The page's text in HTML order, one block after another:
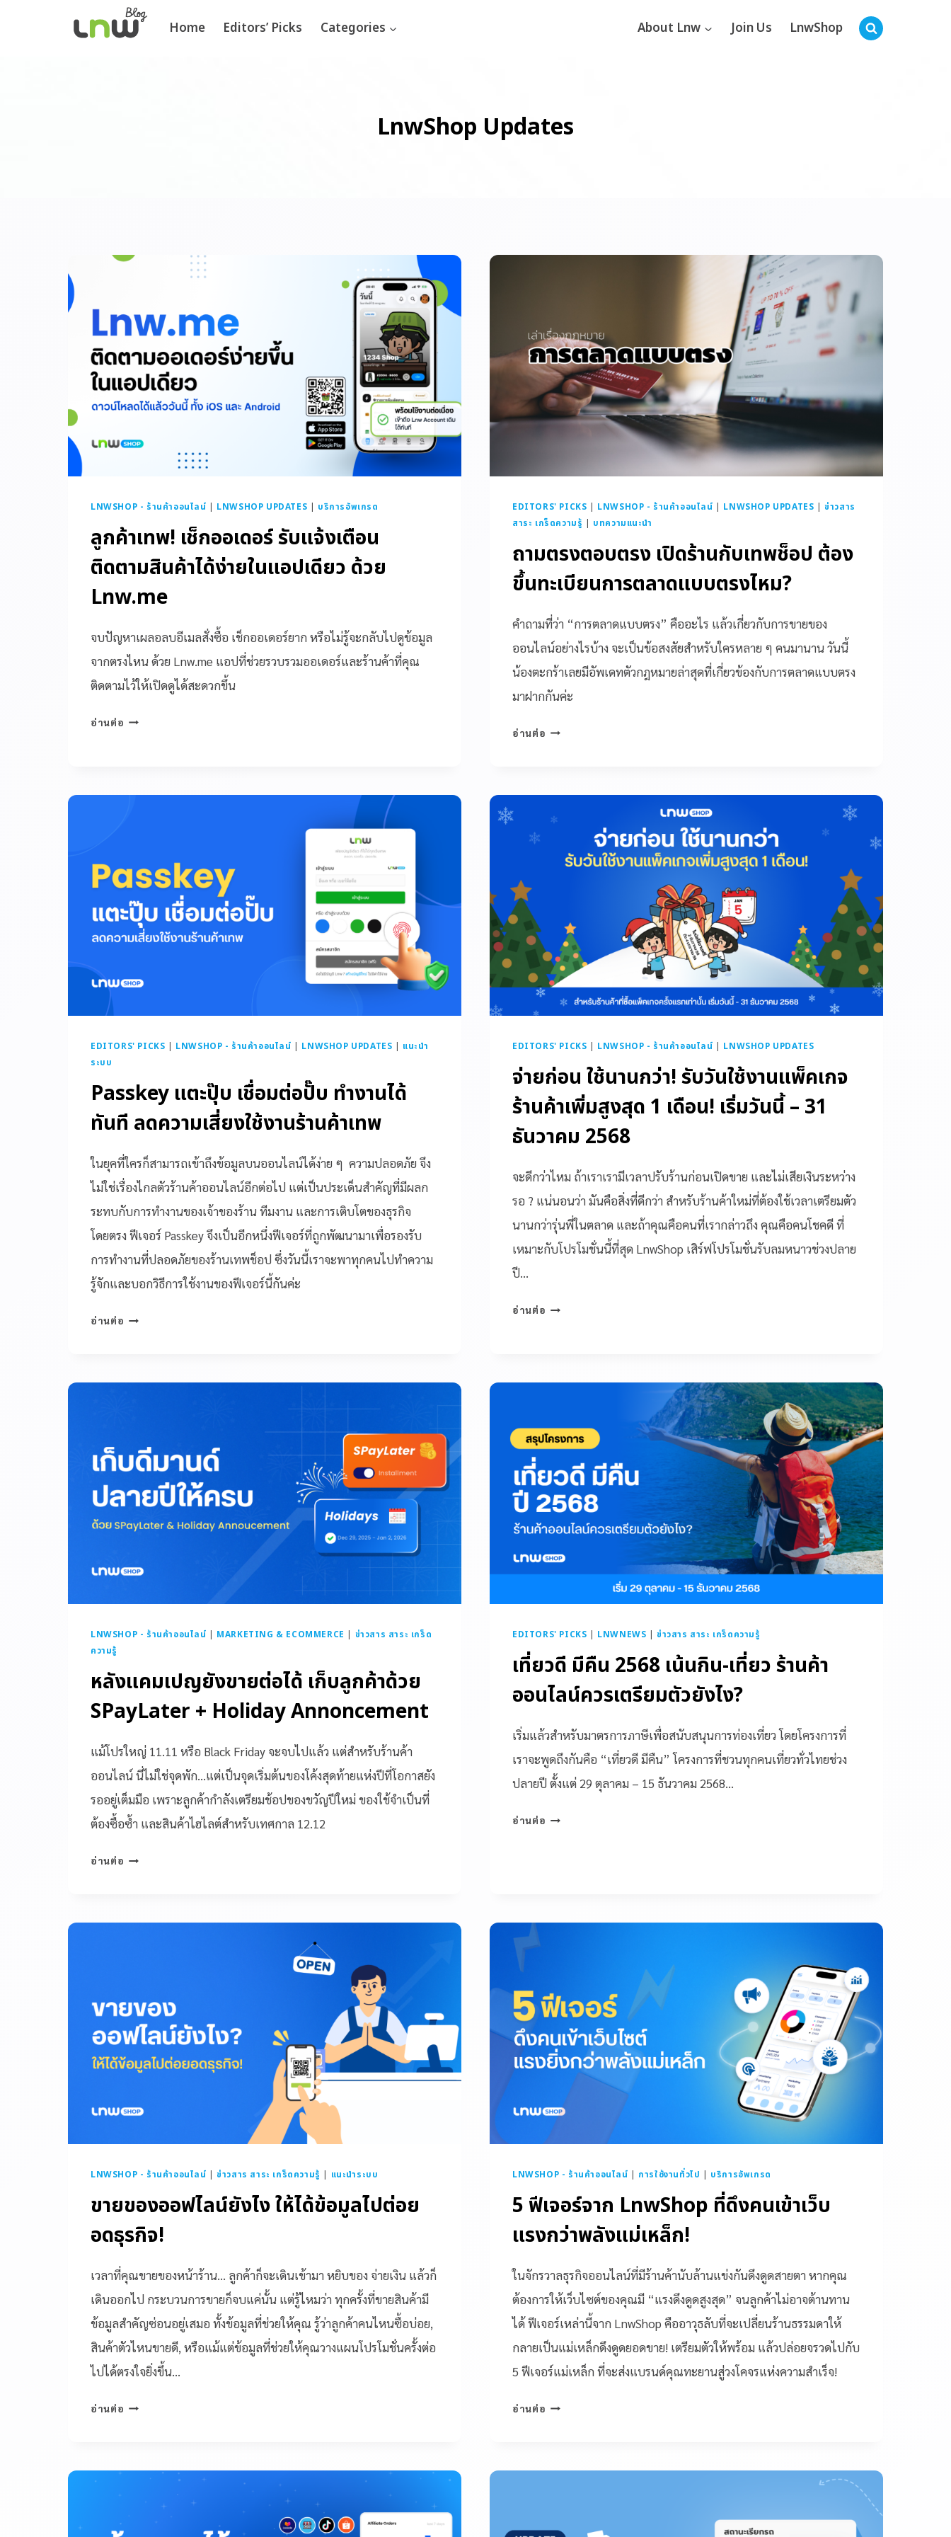
Home Editors’ Picks Categories About Lnw Join Us LnwShop
LnwShop Updates
LNWSHOP - ร้านค้าออนไลน์ | LNWSHOP UPDATES | บริการอัพเกรด
ลูกค้าเทพ! เช็กออเดอร์ รับแจ้งเตือน
ติดตามสินค้าได้ง่ายในแอปเดียว ด้วย
Lnw.me
จบปัญหาเผลอลบอีเมลสั่งซื้อ เช็กออเดอร์ยาก หรือไม่รู้จะกลับไปดูข้อมูล
จากตรงไหน ด้วย Lnw.me แอปที่ช่วยรวบรวมออเดอร์และร้านค้าที่คุณ
ติดตามไว้ให้เปิดดูได้สะดวกขึ้น
อ่านต่อ
EDITORS' PICKS | LNWSHOP - ร้านค้าออนไลน์ | LNWSHOP UPDATES |ข่าวสาร
สาระ เกร็ดความรู้ | บทความแนะนำ
ถามตรงตอบตรง เปิดร้านกับเทพช็อป ต้อง
ขึ้นทะเบียนการตลาดแบบตรงไหม?
คำถามที่ว่า “การตลาดแบบตรง” คืออะไร แล้วเกี่ยวกับการขายของ
ออนไลน์อย่างไรบ้าง จะเป็นข้อสงสัยสำหรับใครหลาย ๆ คนมานาน วันนี้
น้องตะกร้าเลยมีอัพเดทตัวกฎหมายล่าสุดที่เกี่ยวข้องกับการตลาดแบบตรง
มาฝากกันค่ะ
อ่านต่อ
EDITORS' PICKS LNWSHOP - ร้านค้าออนไลน์ LNWSHOP UPDATES
แนะนำ
ระบบ
Passkey แตะปุ๊บ เชื่อมต่อปั๊บ ทำงานได้
ทันที ลดความเสี่ยงใช้งานร้านค้าเทพ
ในยุคที่ใครก็สามารถเข้าถึงข้อมูลบนออนไลน์ได้ง่าย ๆ ความปลอดภัย จึง
ไม่ใช่เรื่องไกลตัวร้านค้าออนไลน์อีกต่อไป แต่เป็นประเด็นสำคัญที่มีผลก
ระทบกับการทำงานของเจ้าของร้าน ทีมงาน และการเติบโตของธุรกิจ
โดยตรง ฟีเจอร์ Passkey จึงเป็นอีกหนึ่งฟีเจอร์ที่ถูกพัฒนามาเพื่อรองรับ
การทำงานที่ปลอดภัยของร้านเทพช็อป ซึ่งวันนี้เราจะพาทุกคนไปทำความ
รู้จักและบอกวิธีการใช้งานของฟีเจอร์นี้กันค่ะ
อ่านต่อ
EDITORS' PICKS LNWSHOP - ร้านค้าออนไลน์ LNWSHOP UPDATES
จ่ายก่อน ใช้นานกว่า! รับวันใช้งานแพ็คเกจ
ร้านค้าเพิ่มสูงสุด 1 เดือน! เริ่มวันนี้ – 31
ธันวาคม 2568
จะดีกว่าไหม ถ้าเราเรามีเวลาปรับร้านก่อนเปิดขาย และไม่เสียเงินระหว่าง
รอ ? แน่นอนว่า มันคือสิ่งที่ดีกว่า สำหรับร้านค้าใหม่ที่ต้องใช้เวลาเตรียมตัว
นานกว่ารุ่นพี่ในตลาด และถ้าคุณคือคนที่เรากล่าวถึง คุณคือคนโชคดี ที่
เหมาะกับโปรโมชั่นนี้ที่สุด LnwShop เสิร์ฟโปรโมชั่นรับลมหนาวช่วงปลาย
ปี…
อ่านต่อ
LNWSHOP - ร้านค้าออนไลน์ | MARKETING & ECOMMERCE | ข่าวสาร สาระ เกร็ด
ความรู้
หลังแคมเปญยังขายต่อได้ เก็บลูกค้าด้วย
SPayLater + Holiday Annoncement
แม้โปรใหญ่ 11.11 หรือ Black Friday จะจบไปแล้ว แต่สำหรับร้านค้า
ออนไลน์ นี่ไม่ใช่จุดพัก…แต่เป็นจุดเริ่มต้นของโค้งสุดท้ายแห่งปีที่โอกาสยัง
รออยู่เต็มมือ เพราะลูกค้ากำลังเตรียมช้อปของขวัญปีใหม่ ของใช้จำเป็นที่
ต้องซื้อซ้ำ และสินค้าไฮไลต์สำหรับเทศกาล 12.12
อ่านต่อ
EDITORS' PICKS | LNWNEWS |ข่าวสาร สาระ เกร็ดความรู้
เที่ยวดี มีคืน 2568 เน้นกิน-เที่ยว ร้านค้า
ออนไลน์ควรเตรียมตัวยังไง?
เริ่มแล้วสำหรับมาตรการภาษีเพื่อสนับสนุนการท่องเที่ยว โดยโครงการที่
เราจะพูดถึงกันคือ “เที่ยวดี มีคืน” โครงการที่ชวนทุกคนเที่ยวทั่วไทยช่วง
ปลายปี ตั้งแต่ 29 ตุลาคม – 15 ธันวาคม 2568…
อ่านต่อ
LNWSHOP - ร้านค้าออนไลน์ |ข่าวสาร สาระ เกร็ดความรู้ | แนะนำระบบ
ขายของออฟไลน์ยังไง ให้ได้ข้อมูลไปต่อย
อดธุรกิจ!
เวลาที่คุณขายของหน้าร้าน… ลูกค้าก็จะเดินเข้ามา หยิบของ จ่ายเงิน แล้วก็
เดินออกไป กระบวนการขายก็จบแค่นั้น แต่รู้ไหมว่า ทุกครั้งที่ขายสินค้ามี
ข้อมูลสำคัญซ่อนอยู่เสมอ ทั้งข้อมูลที่ช่วยให้คุณ รู้ว่าลูกค้าคนไหนซื้อบ่อย,
สินค้าตัวไหนขายดี, หรือแม้แต่ข้อมูลที่ช่วยให้คุณวางแผนโปรโมชั่นครั้งต่อ
ไปได้ตรงใจยิ่งขึ้น…
อ่านต่อ
LNWSHOP - ร้านค้าออนไลน์ | การใช้งานทั่วไป | บริการอัพเกรด
5 ฟีเจอร์จาก LnwShop ที่ดึงคนเข้าเว็บ
แรงกว่าพลังแม่เหล็ก!
ในจักรวาลธุรกิจออนไลน์ที่มีร้านค้านับล้านแข่งกันดึงดูดสายตา หากคุณ
ต้องการให้เว็บไซต์ของคุณมี “แรงดึงดูดสูงสุด” จนลูกค้าไม่อาจต้านทาน
ได้ ฟีเจอร์เหล่านี้จาก LnwShop คืออาวุธลับที่จะเปลี่ยนร้านธรรมดาให้
กลายเป็นแม่เหล็กดึงดูดยอดขาย! เตรียมตัวให้พร้อม แล้วปล่อยจรวดไปกับ
5 ฟีเจอร์แม่เหล็ก ที่จะส่งแบรนด์คุณทะยานสู่วงโคจรแห่งความสำเร็จ!
อ่านต่อ